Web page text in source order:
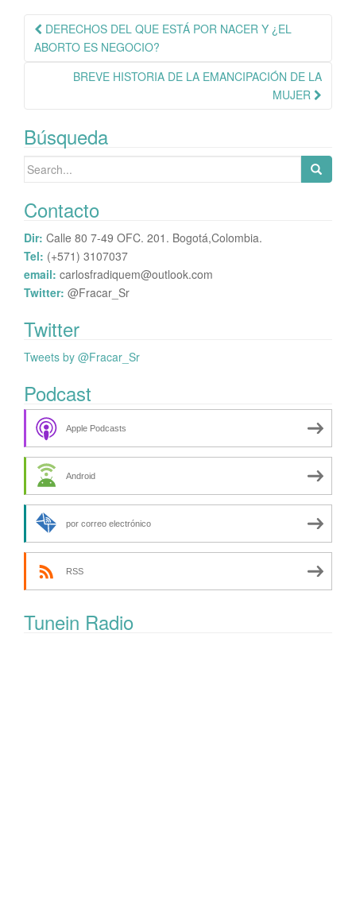
Navegación
de
publicación
DERECHOS DEL QUE ESTÁ POR NACER Y ¿EL
ABORTO ES NEGOCIO?
BREVE HISTORIA DE LA EMANCIPACIÓN DE LA
MUJER
Búsqueda
Search
Contacto
Dir: Calle 80 7-49 OFC. 201. Bogotá,Colombia.
Tel: (+571) 3107037
email: carlosfradiquem@outlook.com
Twitter: @Fracar_Sr
Twitter
Tweets by @Fracar_Sr
Podcast
Apple Podcasts
Android
por correo electrónico
RSS
Tunein Radio